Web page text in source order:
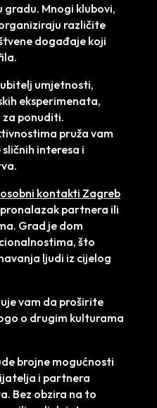
gradu. Mnogi klubovi,
različite
događaje koji
umjetnosti,
eksperimenata,
ponuditi.
pruža vam
interesa i
osobni kontakti Zagreb
partnera ili
Grad je dom
što
ljudi iz cijelog
vam da proširite
o drugim kulturama
brojne mogućnosti
i partnera
Bez obzira na to